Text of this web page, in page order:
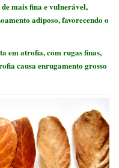
mais fina e vulnerável,
adiposo, favorecendo o
em atrofia, com rugas finas,
causa enrugamento grosso